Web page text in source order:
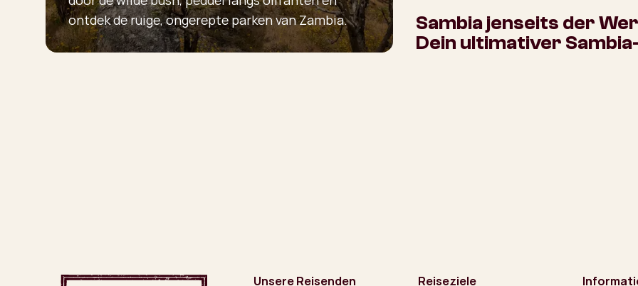
ontdek de ruige, ongerepte parken van Zambia.
Sambia jenseits der
Dein ultimativer
Unsere Reisenden Reiseziele